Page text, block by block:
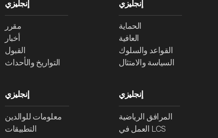
إنجليزي
مقرر
أخبار
القبول
التواريخ والأحداث
إنجليزي
الحماية
العافية
القواعد والسلوك
السياسة والامتثال
إنجليزي
معلومات للوالدين
التطبيقات
إنجليزي
المرافق الرياضية
العمل في LCS